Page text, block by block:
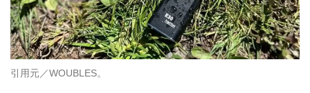
引用元／WOUBLES。